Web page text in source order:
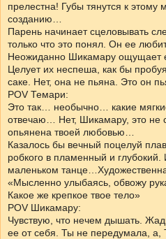
прелестна! Губы тянутся к
созданию…
Парень начинает сцеловывать
только что это понял. Он ее
Неожиданно Шикамару ощущает
Целует их неспеша, как бы
саке. Нет, она не пьяна. Это он
POV Темари:
Это так… необычно… какие
отвечаю… Нет, Шикамару, это не
опьянена твоей любовью…
Казалось бы вечный поцелуй
робкого в пламенный и глубокий.
маленьком
«Мысленно улыбаясь, обвожу
Какое же крепкое твое тело»
POV Шикамару:
Чувствую, что нечем дышать.
ее от себя. Ты не передумала,